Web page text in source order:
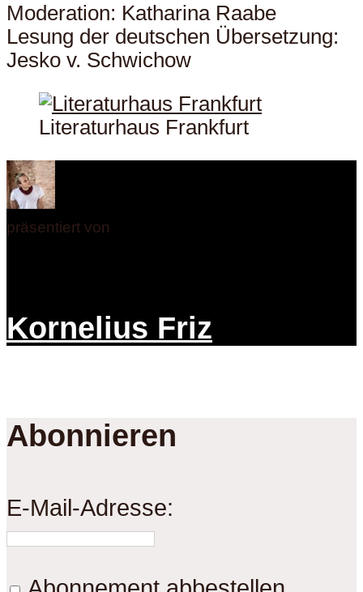
Moderation: Katharina Raabe
Lesung der deutschen Übersetzung:
Jesko v. Schwichow
Literaturhaus Frankfurt
präsentiert von
Kornelius Friz
Abonnieren
E-Mail-Adresse: